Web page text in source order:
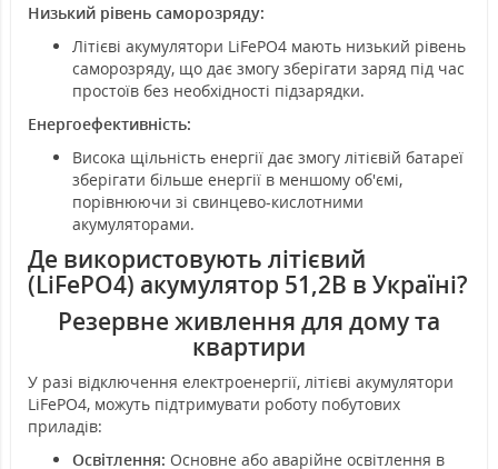
Низький рівень саморозряду:
Літієві акумулятори LiFePO4 мають низький рівень
саморозряду, що дає змогу зберігати заряд під час
простоїв без необхідності підзарядки.
Енергоефективність:
Висока щільність енергії дає змогу літієвій батареї
зберігати більше енергії в меншому об'ємі,
порівнюючи зі свинцево-кислотними
акумуляторами.
Де використовують літієвий
(LiFePO4) акумулятор 51,2В в Україні?
Резервне живлення для дому та
квартири
У разі відключення електроенергії, літієві акумулятори
LiFePO4, можуть підтримувати роботу побутових
приладів:
Освітлення: Основне або аварійне освітлення в